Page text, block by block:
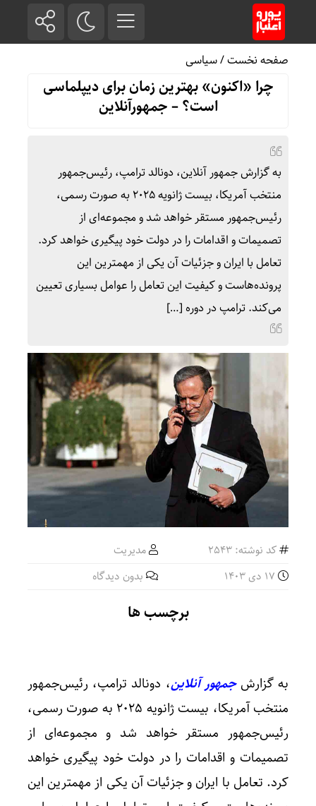
صفحه نخست/سیاسی
چرا «اکنون» بهترین زمان برای دیپلماسی
است؟ – جمهورآنلاین
به گزارش جمهور آنلاین، دونالد ترامپ، رئیس‌جمهور
منتخب آمریکا، بیست ژانویه ۲۰۲۵ به صورت رسمی،
رئیس‌جمهور مستقر خواهد شد و مجموعه‌ای از
تصمیمات و اقدامات را در دولت خود پیگیری خواهد کرد.
تعامل با ایران و جزئیات آن یکی از مهمترین این
پرونده‌هاست و کیفیت این تعامل را عوامل بسیاری تعیین
می‌کند. ترامپ در دوره […]
کد نوشته: 2543
مدیریت
بدون دیدگاه
برچسب ها
به گزارشجمهور آنلاین، دونالد ترامپ، رئیس‌جمهور
منتخب آمریکا، بیست ژانویه ۲۰۲۵ به صورت رسمی،
رئیس‌جمهور مستقر خواهد شد و مجموعه‌ای از
تصمیمات و اقدامات را در دولت خود پیگیری خواهد
کرد. تعامل با ایران و جزئیات آن یکی از مهمترین این